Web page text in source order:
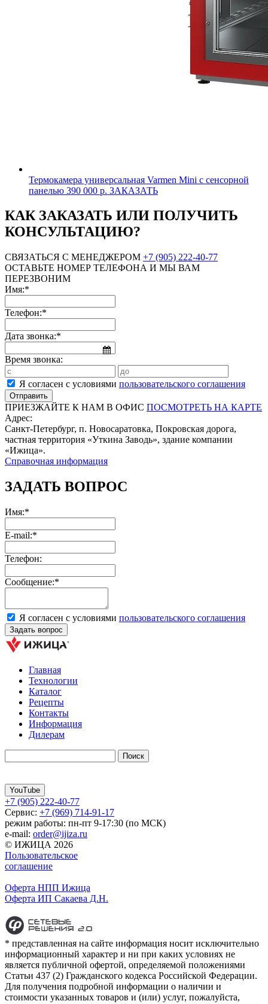
Термокамера универсальная Varmen Mini с сенсорной
панелью 390 000 р. ЗАКАЗАТЬ
КАК ЗАКАЗАТЬ ИЛИ ПОЛУЧИТЬ
КОНСУЛЬТАЦИЮ?
СВЯЗАТЬСЯ С МЕНЕДЖЕРОМ +7 (905) 222-40-77
ОСТАВЬТЕ НОМЕР ТЕЛЕФОНА И МЫ ВАМ
ПЕРЕЗВОНИМ
Имя:*
Телефон:*
Дата звонка:*
Время звонка:
Я согласен с условиями пользовательского соглашения
ПРИЕЗЖАЙТЕ К НАМ В ОФИС ПОСМОТРЕТЬ НА КАРТЕ
Адрес:
Санкт-Петербург, п. Новосаратовка, Покровская дорога,
частная территория «Уткина Заводь», здание компании
«Ижица».
Справочная информация
ЗАДАТЬ ВОПРОС
Имя:*
E-mail:*
Телефон:
Сообщение:*
Я согласен с условиями пользовательского соглашения
Главная
Технологии
Каталог
Рецепты
Контакты
Информация
Дилерам
YouTube
+7 (905) 222-40-77
Сервис: +7 (969) 714-91-17
режим работы: пн-пт 9-17:30 (по МСК)
e-mail: order@ijiza.ru
© ИЖИЦА 2026
Пользовательское
соглашение
Оферта НПП Ижица
Оферта ИП Сакаева Д.Н.
* представленная на сайте информация носит исключительно
информационный характер и ни при каких условиях не
является публичной офертой, определяемой положениями
Статьи 437 (2) Гражданского кодекса Российской Федерации.
Для получения подробной информации о наличии и
стоимости указанных товаров и (или) услуг, пожалуйста,